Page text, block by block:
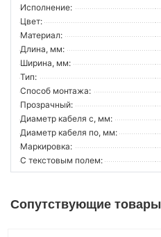
Исполнение:
Цвет:
Материал:
Длина, мм:
Ширина, мм:
Тип:
Способ монтажа:
Прозрачный:
Диаметр кабеля с, мм:
Диаметр кабеля по, мм:
Маркировка:
С текстовым полем:
Сопутствующие товары